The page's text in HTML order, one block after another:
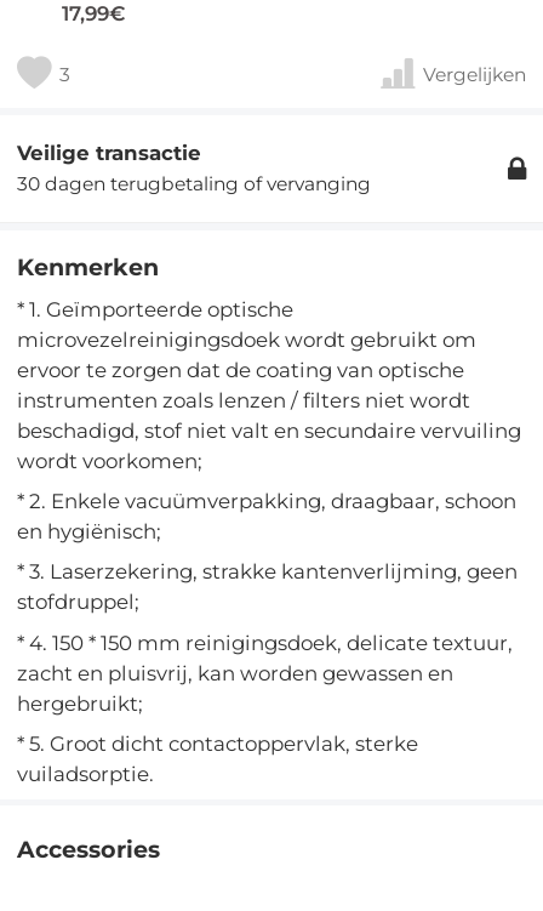
17,99€
3 Vergelijken
Veilige transactie
30 dagen terugbetaling of vervanging
Kenmerken
* 1. Geïmporteerde optische
microvezelreinigingsdoek wordt gebruikt om
ervoor te zorgen dat de coating van optische
instrumenten zoals lenzen / filters niet wordt
beschadigd, stof niet valt en secundaire vervuiling
wordt voorkomen;
* 2. Enkele vacuümverpakking, draagbaar, schoon
en hygiënisch;
* 3. Laserzekering, strakke kantenverlijming, geen
stofdruppel;
* 4. 150 * 150 mm reinigingsdoek, delicate textuur,
zacht en pluisvrij, kan worden gewassen en
hergebruikt;
* 5. Groot dicht contactoppervlak, sterke
vuiladsorptie.
Accessories